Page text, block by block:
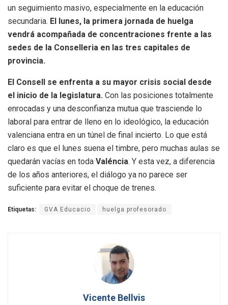
un seguimiento masivo, especialmente en la educación
secundaria. El lunes, la primera jornada de huelga
vendrá acompañada de concentraciones frente a las
sedes de la Conselleria en las tres capitales de
provincia.
El Consell se enfrenta a su mayor crisis social desde
el inicio de la legislatura. Con las posiciones totalmente
enrocadas y una desconfianza mutua que trasciende lo
laboral para entrar de lleno en lo ideológico, la educación
valenciana entra en un túnel de final incierto. Lo que está
claro es que el lunes suena el timbre, pero muchas aulas se
quedarán vacías en toda Valéncia. Y esta vez, a diferencia
de los años anteriores, el diálogo ya no parece ser
suficiente para evitar el choque de trenes.
Etiquetas: GVA Educacio huelga profesorado
Vicente Bellvis